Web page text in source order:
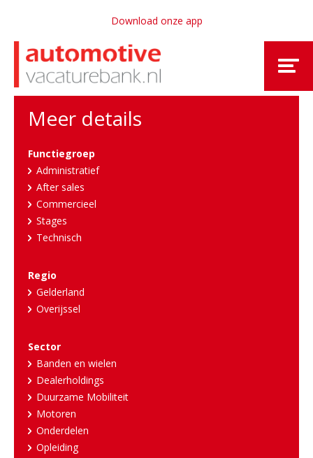
Download onze app
Meer details
Functiegroep
Administratief
After sales
Commercieel
Stages
Technisch
Regio
Gelderland
Overijssel
Sector
Banden en wielen
Dealerholdings
Duurzame Mobiliteit
Motoren
Onderdelen
Opleiding